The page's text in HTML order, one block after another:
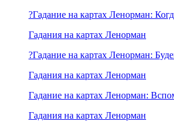
?Гадание на картах Ленорман:
Гадания на картах Ленорман
?Гадание на картах Ленорман:
Гадания на картах Ленорман
Гадание на картах Ленорман:
Гадания на картах Ленорман